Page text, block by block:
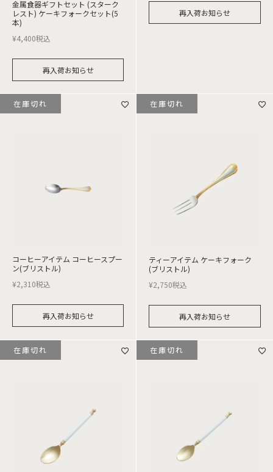
金属食器ギフトセット (スターク
レスト) ケーキフォークセット(5
本)
¥4,400税込
再入荷お知らせ
再入荷お知らせ
コーヒーアイテム コーヒースプー
ン(ブリストル)
¥2,310税込
再入荷お知らせ
在庫切れ
ティーアイテム ケーキフォーク
(ブリストル)
¥2,750税込
再入荷お知らせ
在庫切れ
在庫切れ 在庫切れ